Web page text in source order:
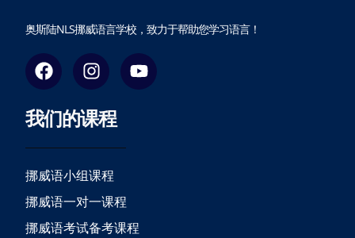
奥斯陆NLS挪威语言学校，致力于帮助您学习语言！
F
a
c
e
b
o
o
k
I
n
s
t
a
g
r
a
m
Y
o
u
我们的课程
挪威语小组课程
挪威语一对一课程
挪威语考试备考课程